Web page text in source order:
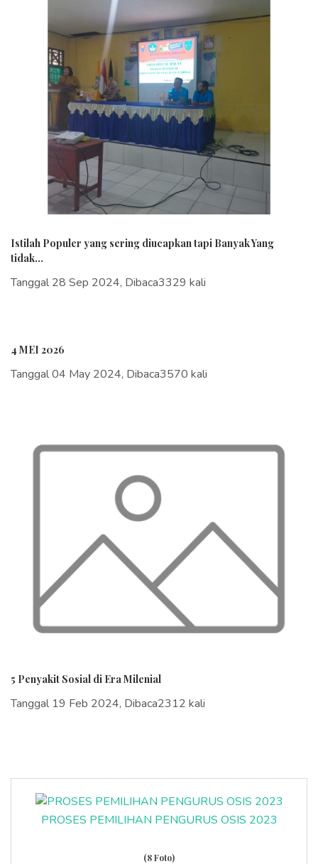
Istilah Populer yang sering diucapkan tapi Banyak Yang
tidak...
Tanggal 28 Sep 2024, Dibaca3329 kali
4 MEI 2026
Tanggal 04 May 2024, Dibaca3570 kali
5 Penyakit Sosial di Era Milenial
Tanggal 19 Feb 2024, Dibaca2312 kali
PROSES PEMILIHAN PENGURUS OSIS 2023
(8 Foto)